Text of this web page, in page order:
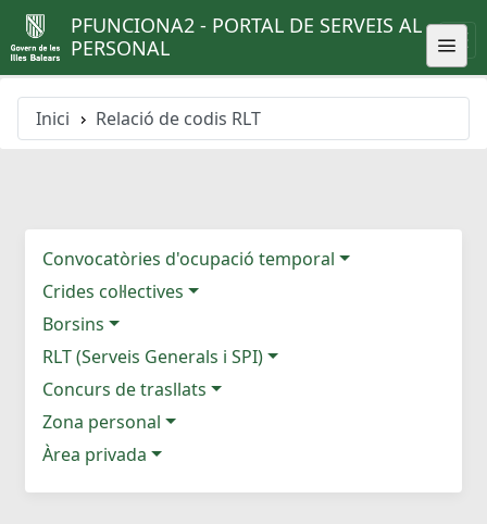
PFUNCIONA2 - PORTAL DE SERVEIS AL
PERSONAL
Inici Relació de codis RLT
Convocatòries d'ocupació temporal
Crides col·lectives
Borsins
RLT (Serveis Generals i SPI)
Concurs de trasllats
Zona personal
Àrea privada